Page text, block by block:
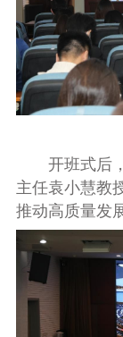
开班式后，
主任袁小慧教
推动高质量发